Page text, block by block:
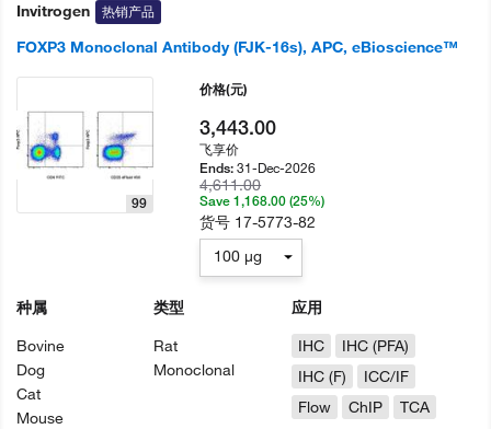
Invitrogen 热销产品
FOXP3 Monoclonal Antibody (FJK-16s), APC, eBioscience™
99
种属
Bovine
Dog
Cat
Mouse
类型
Rat
Monoclonal
应用
IHC
IHC (PFA)
IHC (F)
ICC/IF
Flow
ChIP TCA
价格(元)
3,443.00
飞享价
Ends:31-Dec-2026
4,611.00
Save 1,168.00 (25%)
货号 17-5773-82
100 µg